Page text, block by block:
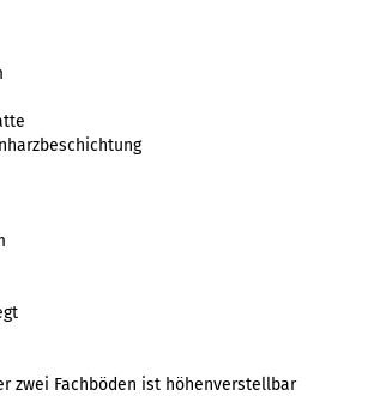
zwei Fachböden ist höhenverstellbar